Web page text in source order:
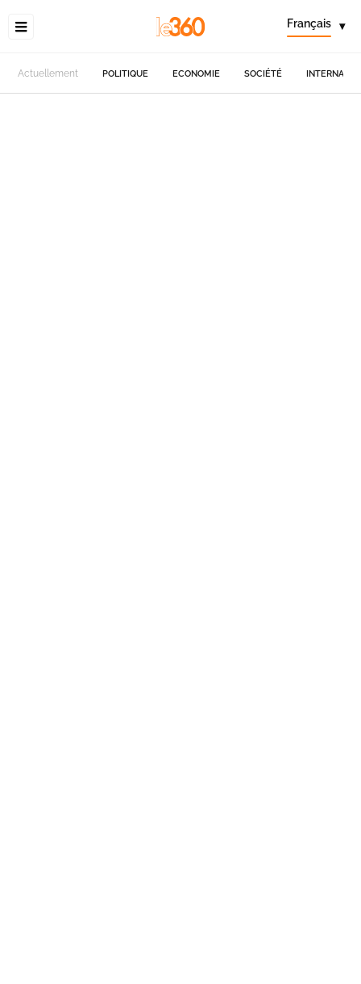
Français ▾
Actuellement POLITIQUE ECONOMIE SOCIÉTÉ